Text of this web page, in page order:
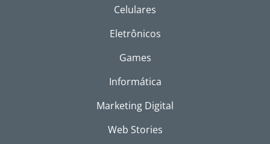
Celulares
Eletrônicos
Games
Informática
Marketing Digital
Web Stories